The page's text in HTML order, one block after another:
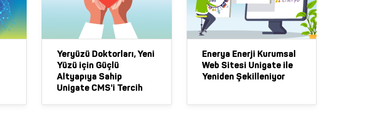
Yeryüzü Doktorları, Yeni
Yüzü için Güçlü
Altyapıya Sahip
Unigate CMS'i Tercih
Enerya Enerji Kurumsal
Web Sitesi Unigate ile
Yeniden Şekilleniyor